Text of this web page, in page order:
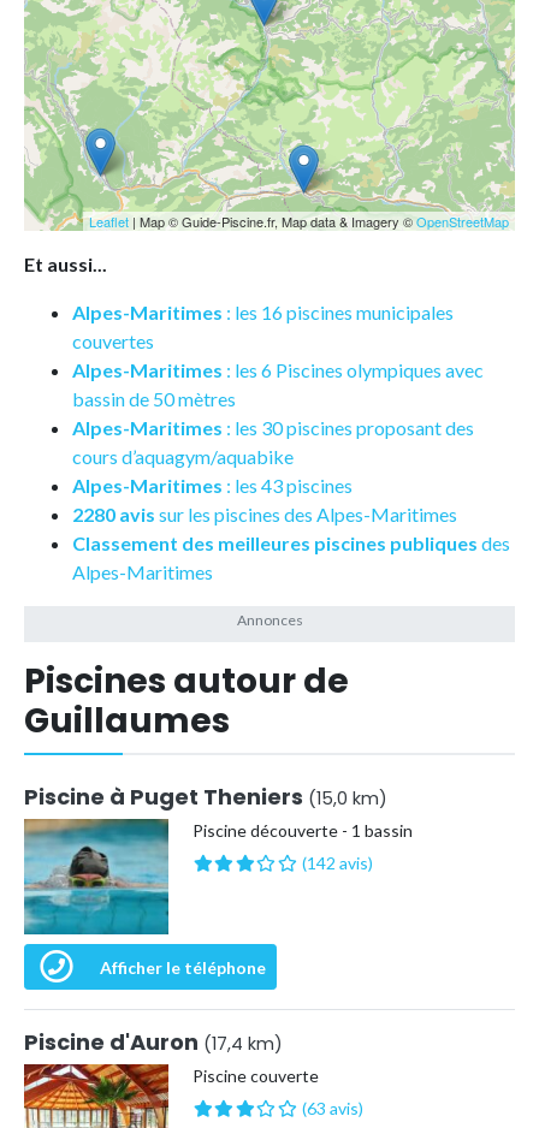
Leaflet | Map © Guide-Piscine.fr, Map data & Imagery ©OpenStreetMap
Et aussi...
Alpes-Maritimes : les 16 piscines municipales
couvertes
Alpes-Maritimes : les 6 Piscines olympiques avec
bassin de 50 mètres
Alpes-Maritimes : les 30 piscines proposant des
cours d’aquagym/aquabike
Alpes-Maritimes : les 43 piscines
2280 avis sur les piscines des Alpes-Maritimes
Classement des meilleures piscines publiques des
Alpes-Maritimes
Piscines autour de
Guillaumes
Piscine à Puget Theniers (15,0 km)
Piscine découverte - 1 bassin
(142 avis)
Afficher le téléphone
Piscine d'Auron (17,4 km)
Piscine couverte
(63 avis)